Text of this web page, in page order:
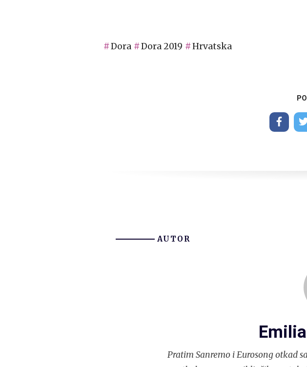
Dora Dora 2019 Hrvatska
AUTOR
Pratim Sanremo i Eurosong otkad